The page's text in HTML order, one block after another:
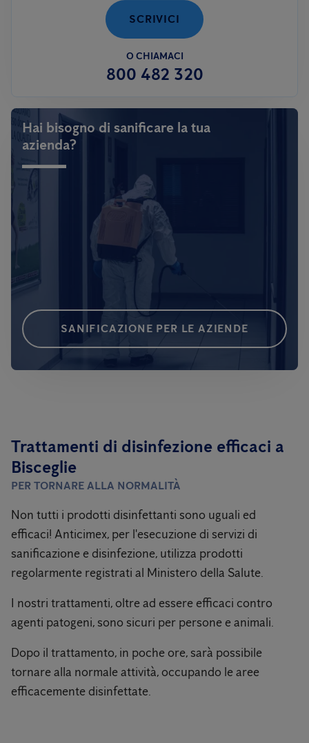
SCRIVICI
O CHIAMACI
800 482 320
Hai bisogno di sanificare la tua
azienda?
SANIFICAZIONE PER LE AZIENDE
Trattamenti di disinfezione efficaci a
Bisceglie
PER TORNARE ALLA NORMALITÀ
Non tutti i prodotti disinfettanti sono uguali ed
efficaci! Anticimex, per l'esecuzione di servizi di
sanificazione e disinfezione, utilizza prodotti
regolarmente registrati al Ministero della Salute.
I nostri trattamenti, oltre ad essere efficaci contro
agenti patogeni, sono sicuri per persone e animali.
Dopo il trattamento, in poche ore, sarà possibile
tornare alla normale attività, occupando le aree
efficacemente disinfettate.